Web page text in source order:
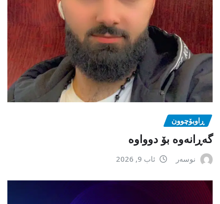
ڕاوبۆچوون
گەڕانەوە بۆ دوواوە
نوسەر ئاب 9, 2026